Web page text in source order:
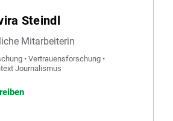
Steindl
Mitarbeiterin
• Vertrauensforschung •
Journalismus